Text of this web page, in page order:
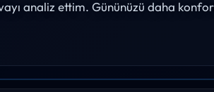
analiz ettim. Gününüzü daha